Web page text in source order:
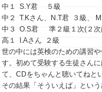
中１ S.Y君 ５級
中２ T.Kさん、N.T君 ３級、
中３ O.S君 準２級１次(２次
高１ I.Aさん ２級
世の中には英検のための講習
す。初めて受験する生徒さん
て、CDをちゃんと聴いてねと
その結果「そういえば」とい